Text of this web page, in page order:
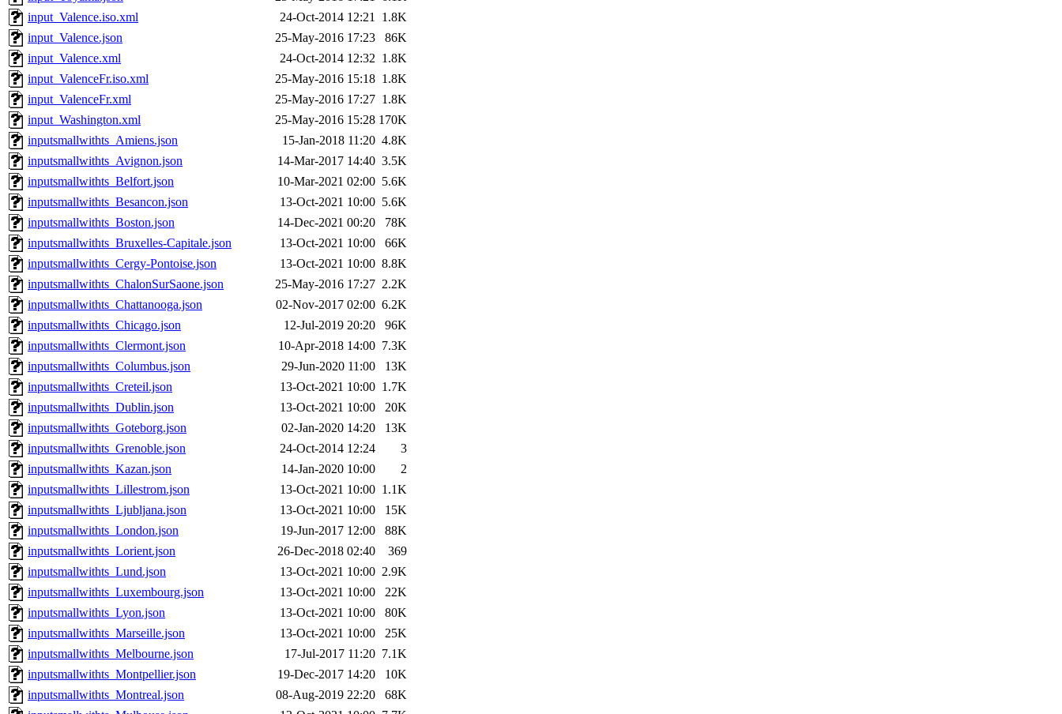
input_Valence.iso.xml
24-Oct-2014 12:21 1.8K
input_Valence.json
25-May-2016 17:23
86K
input_Valence.xml
24-Oct-2014 12:32 1.8K
input_ValenceFr.iso.xml
25-May-2016 15:18 1.8K
input_ValenceFr.xml
25-May-2016 17:27 1.8K
input_Washington.xml
25-May-2016 15:28 170K
inputsmallwithts_Amiens.json
15-Jan-2018 11:20 4.8K
inputsmallwithts_Avignon.json
14-Mar-2017 14:40 3.5K
inputsmallwithts_Belfort.json
10-Mar-2021 02:00 5.6K
inputsmallwithts_Besancon.json
13-Oct-2021 10:00 5.6K
inputsmallwithts_Boston.json
14-Dec-2021 00:20
78K
inputsmallwithts_Bruxelles-Capitale.json
13-Oct-2021 10:00
66K
inputsmallwithts_Cergy-Pontoise.json
13-Oct-2021 10:00 8.8K
inputsmallwithts_ChalonSurSaone.json
25-May-2016 17:27 2.2K
inputsmallwithts_Chattanooga.json
02-Nov-2017 02:00 6.2K
inputsmallwithts_Chicago.json
12-Jul-2019 20:20
96K
inputsmallwithts_Clermont.json
10-Apr-2018 14:00 7.3K
inputsmallwithts_Columbus.json
29-Jun-2020 11:00
13K
inputsmallwithts_Creteil.json
13-Oct-2021 10:00 1.7K
inputsmallwithts_Dublin.json
13-Oct-2021 10:00
20K
inputsmallwithts_Goteborg.json
02-Jan-2020 14:20
13K
inputsmallwithts_Grenoble.json
24-Oct-2014 12:24
3
inputsmallwithts_Kazan.json
14-Jan-2020 10:00
2
inputsmallwithts_Lillestrom.json
13-Oct-2021 10:00 1.1K
inputsmallwithts_Ljubljana.json
13-Oct-2021 10:00
15K
inputsmallwithts_London.json
19-Jun-2017 12:00
88K
inputsmallwithts_Lorient.json
26-Dec-2018 02:40
369
inputsmallwithts_Lund.json
13-Oct-2021 10:00 2.9K
inputsmallwithts_Luxembourg.json
13-Oct-2021 10:00
22K
inputsmallwithts_Lyon.json
13-Oct-2021 10:00
80K
inputsmallwithts_Marseille.json
13-Oct-2021 10:00
25K
inputsmallwithts_Melbourne.json
17-Jul-2017 11:20 7.1K
inputsmallwithts_Montpellier.json
19-Dec-2017 14:20
10K
inputsmallwithts_Montreal.json
08-Aug-2019 22:20
68K